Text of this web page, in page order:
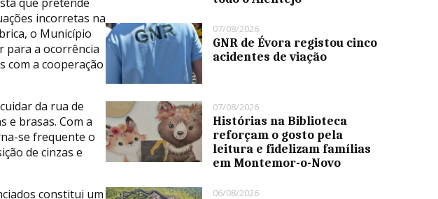
incorretas na
o Município
para a ocorrência
com a cooperação
da rua de
e brasas. Com a
se frequente o
de cinzas e
constitui um
07/08/2026
GNR de Évora registou cinco
acidentes de viação
07/08/2026
Histórias na Biblioteca
reforçam o gosto pela
leitura e fidelizam famílias
em Montemor-o-Novo
06/08/2026